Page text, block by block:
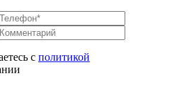
с политикой